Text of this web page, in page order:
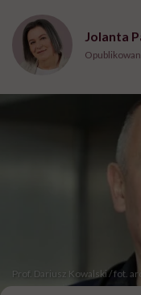
Jolanta
Prof. Dariusz Kowalski / fot.